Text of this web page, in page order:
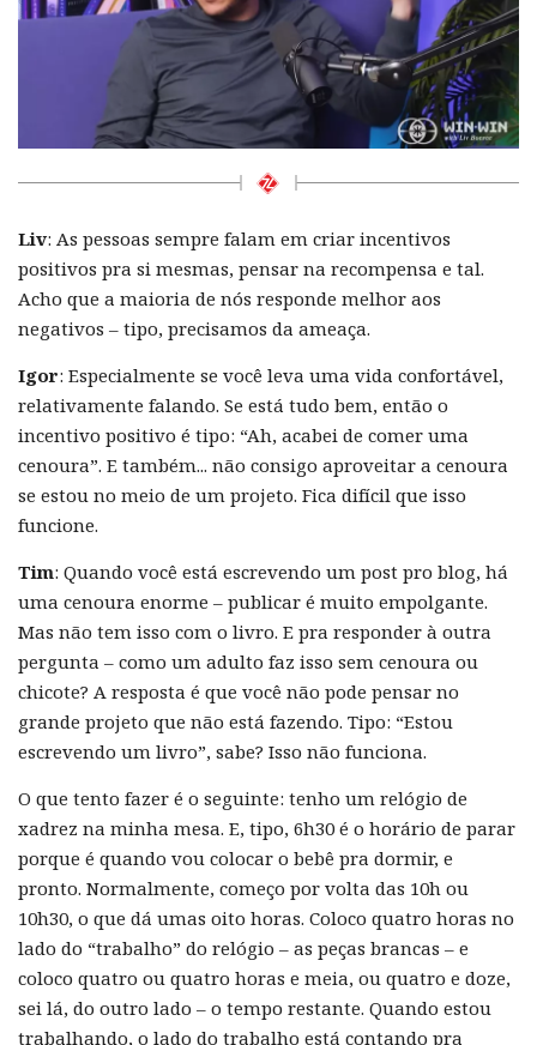
Liv: As pessoas sempre falam em criar incentivos
positivos pra si mesmas, pensar na recompensa e tal.
Acho que a maioria de nós responde melhor aos
negativos – tipo, precisamos da ameaça.
Igor: Especialmente se você leva uma vida confortável,
relativamente falando. Se está tudo bem, então o
incentivo positivo é tipo: “Ah, acabei de comer uma
cenoura”. E também... não consigo aproveitar a cenoura
se estou no meio de um projeto. Fica difícil que isso
funcione.
Tim: Quando você está escrevendo um post pro blog, há
uma cenoura enorme – publicar é muito empolgante.
Mas não tem isso com o livro. E pra responder à outra
pergunta – como um adulto faz isso sem cenoura ou
chicote? A resposta é que você não pode pensar no
grande projeto que não está fazendo. Tipo: “Estou
escrevendo um livro”, sabe? Isso não funciona.
O que tento fazer é o seguinte: tenho um relógio de
xadrez na minha mesa. E, tipo, 6h30 é o horário de parar
porque é quando vou colocar o bebê pra dormir, e
pronto. Normalmente, começo por volta das 10h ou
10h30, o que dá umas oito horas. Coloco quatro horas no
lado do “trabalho” do relógio – as peças brancas – e
coloco quatro ou quatro horas e meia, ou quatro e doze,
sei lá, do outro lado – o tempo restante. Quando estou
trabalhando, o lado do trabalho está contando pra